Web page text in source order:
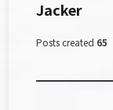
Jacker
Posts created 65